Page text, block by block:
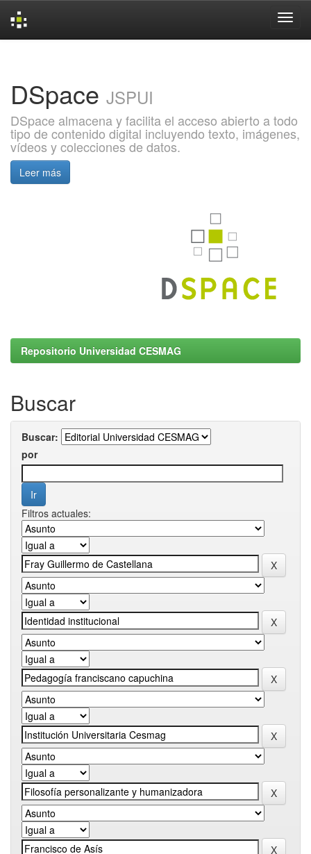
DSpace JSPUI
DSpace almacena y facilita el acceso abierto a todo
tipo de contenido digital incluyendo texto, imágenes,
vídeos y colecciones de datos.
Leer más
Repositorio Universidad CESMAG
Buscar
Buscar:
por
Filtros actuales: